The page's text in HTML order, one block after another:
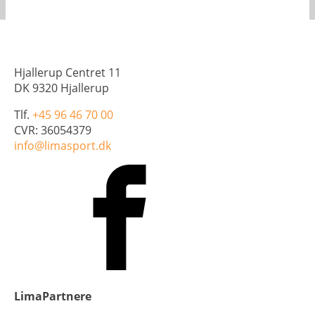
Hjallerup Centret 11
DK 9320 Hjallerup
Tlf. +45 96 46 70 00
CVR: 36054379
info@limasport.dk
LimaPartnere